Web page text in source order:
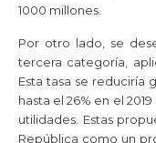
1000 millones.
Por otro lado, se
tercera categoría,
Esta tasa se reduciría
hasta el 26% en el
utilidades. Estas
República como un